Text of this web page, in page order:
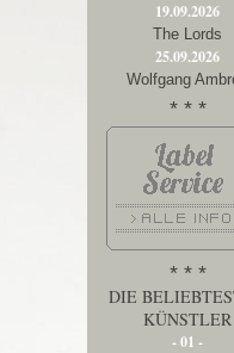
19.09.2026
The Lords
25.09.2026
Wolfgang
* * *
* * *
DIE
KÜNSTLER
- 01 -